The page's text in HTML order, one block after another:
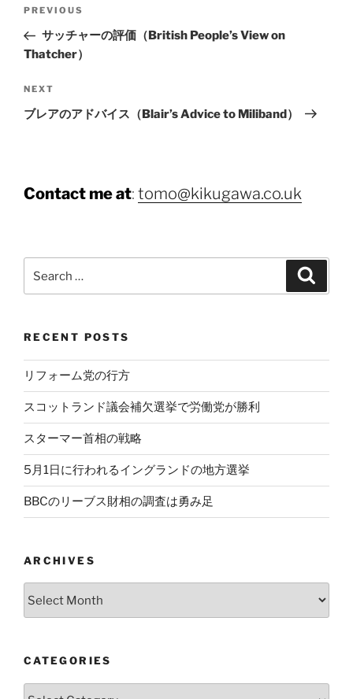
Previous
Post
PREVIOUS
サッチャーの評価（British People’s View on
Thatcher）
Next
Post
NEXT
ブレアのアドバイス（Blair’s Advice to Miliband）
Contact me at: tomo@kikugawa.co.uk
for:
RECENT POSTS
リフォーム党の行方
スコットランド議会補欠選挙で労働党が勝利
スターマー首相の戦略
5月1日に行われるイングランドの地方選挙
BBCのリーブス財相の調査は勇み足
ARCHIVES
CATEGORIES
Categories